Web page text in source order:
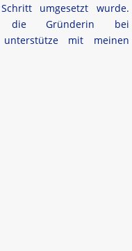
umgesetzt wurde.
die Gründerin bei
unterstütze mit meinen